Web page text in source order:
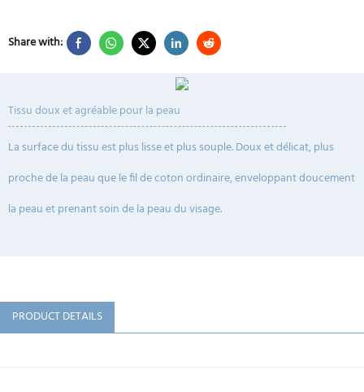
Share with:
Tissu doux et agréable pour la peau
La surface du tissu est plus lisse et plus souple.Doux et délicat, plus
proche de la peau que le fil de coton ordinaire, enveloppant doucement
la peau et prenant soin de la peau du visage.
PRODUCT DETAILS